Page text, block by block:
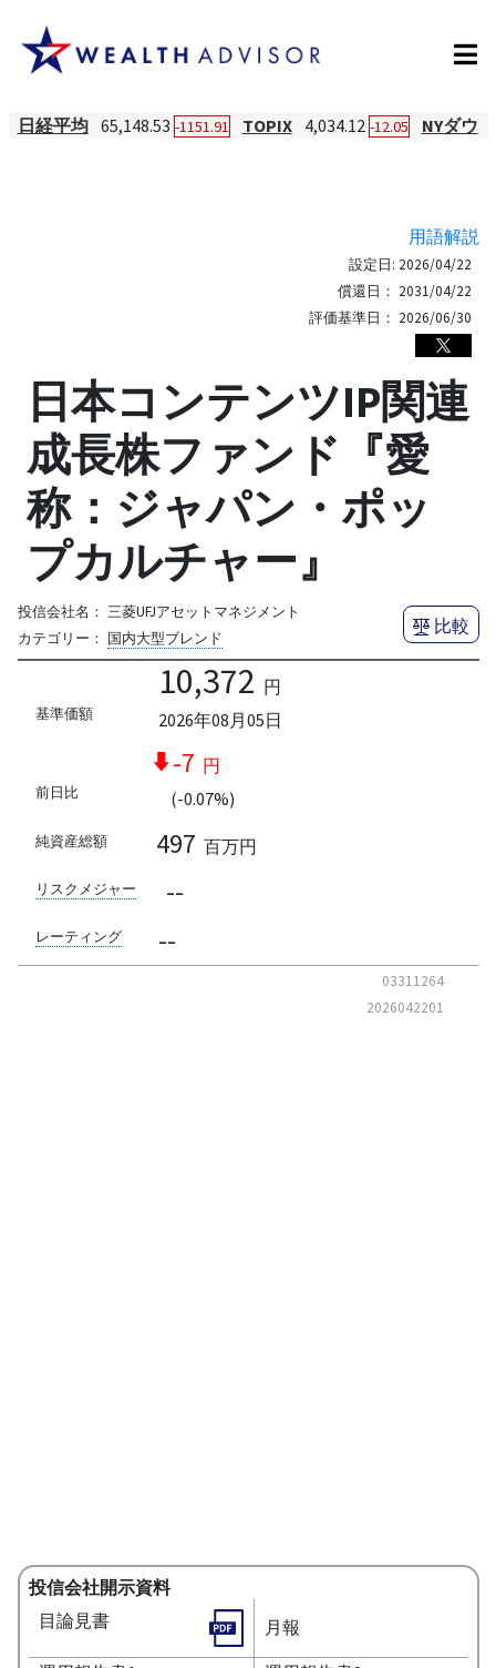
日経平均 65,148.53 -1151.91 TOPIX 4,034.12 -12.05 NYダウ
用語解説
設定日: 2026/04/22
償還日： 2031/04/22
評価基準日： 2026/06/30
日本コンテンツIP関連
成長株ファンド『愛
称：ジャパン・ポッ
プカルチャー』
投信会社名： 三菱UFJアセットマネジメント
カテゴリー： 国内大型ブレンド
比較
基準価額
10,372 円
2026年08月05日
前日比
-7 円
(-0.07%)
純資産総額 497 百万円
リスクメジャー --
レーティング --
03311264
2026042201
投信会社開示資料
目論見書
月報